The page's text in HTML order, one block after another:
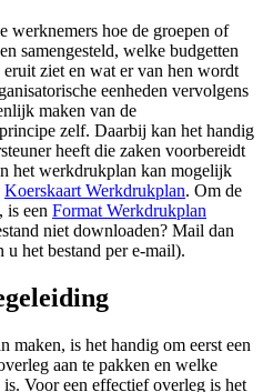
werknemers hoe de groepen of
samengesteld, welke budgetten
ziet en wat er van hen wordt
eenheden vervolgens
maken van de
zelf. Daarbij kan het handig
heeft die zaken voorbereidt
het werkdrukplan kan mogelijk
Koerskaart Werkdrukplan. Om de
is een Format Werkdrukplan
niet downloaden? Mail dan
het bestand per e-mail).
maken, is het handig om eerst een
aan te pakken en welke
Voor een effectief overleg is het